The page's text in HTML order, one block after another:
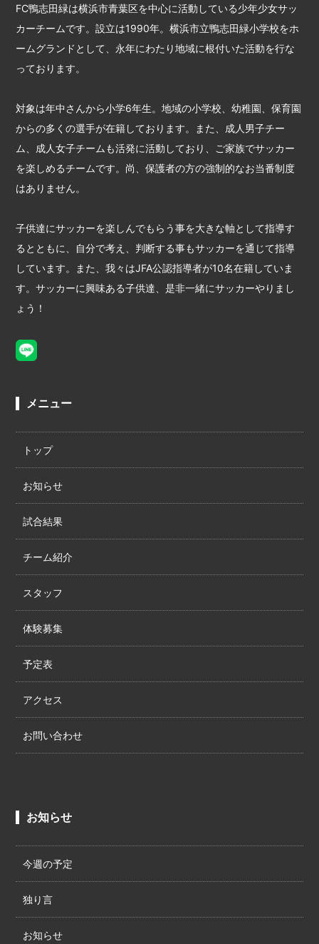
FC鴨志田緑は横浜市青葉区を中心に活動している少年少女サッ
カーチームです。設立は1990年。横浜市立鴨志田緑小学校をホ
ームグランドとして、永年にわたり地域に根付いた活動を行な
っております。
対象は年中さんから小学6年生。地域の小学校、幼稚園、保育園
からの多くの選手が在籍しております。また、成人男子チー
ム、成人女子チームも活発に活動しており、ご家族でサッカー
を楽しめるチームです。尚、保護者の方の強制的なお当番制度
はありません。
子供達にサッカーを楽しんでもらう事を大きな軸として指導す
るとともに、自分で考え、判断する事もサッカーを通じて指導
しています。また、我々はJFA公認指導者が10名在籍していま
す。サッカーに興味ある子供達、是非一緒にサッカーやりまし
ょう！
メニュー
トップ
お知らせ
試合結果
チーム紹介
スタッフ
体験募集
予定表
アクセス
お問い合わせ
お知らせ
今週の予定
独り言
お知らせ